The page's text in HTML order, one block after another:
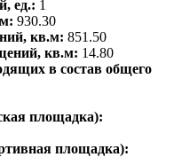
ед.: 1
930.30
кв.м: 851.50
кв.м: 14.80
в состав общего
площадка):
площадка):